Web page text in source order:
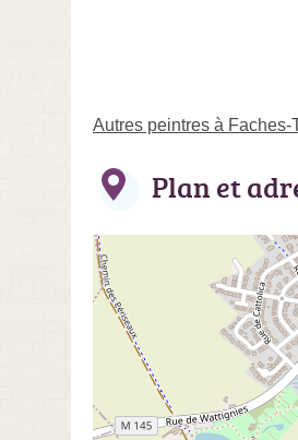
Autres peintres à Faches-
Plan et